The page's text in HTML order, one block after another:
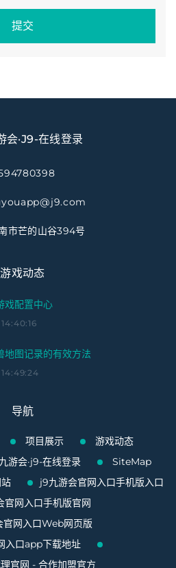
提交
会·J9-在线登录
市芒的山谷394号
游戏动态
戏配置中心
地图记录的有效方法
导航
项目展示
游戏动态
游会·j9-在线登录
SiteMap
j9九游会官网入口手机版入口
官网入口手机版官网
官网入口Web网页版
入口app下载地址
官网 - 合作加盟官方